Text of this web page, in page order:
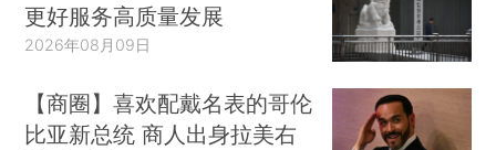
更好服务高质量发展
2026年08月09日
【商圈】喜欢配戴名表的哥伦
比亚新总统 商人出身拉美右